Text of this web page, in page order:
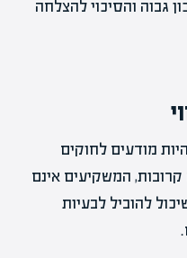
גבוה והסיכוי להצלחה
מודעים לחוקים
קרובות, המשקיעים אינם
להוביל לבעיות